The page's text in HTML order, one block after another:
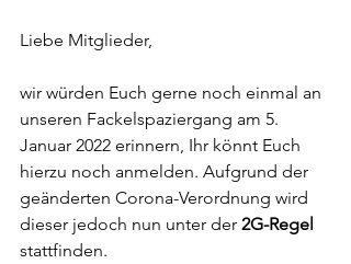
Liebe Mitglieder,
wir würden Euch gerne noch einmal an
unseren Fackelspaziergang am 5.
Januar 2022 erinnern, Ihr könnt Euch
hierzu noch anmelden. Aufgrund der
geänderten Corona-Verordnung wird
dieser jedoch nun unter der 2G-Regel
stattfinden.